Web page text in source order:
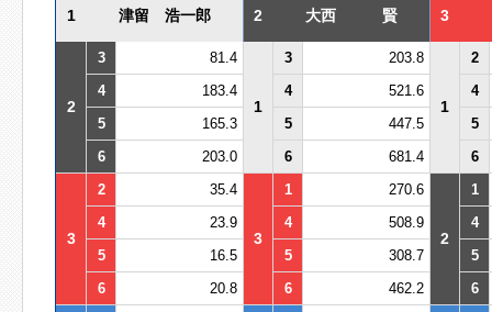
1 津留 浩一郎 2 大西 賢 3
2
3 81.4
1
3 203.8
1
2
4
183.4 4 521.6
4
5
165.3 5 447.5
5
6
203.0 6 681.4 6
3
2 35.4
3
1 270.6
2
1
4
23.9 4 508.9
4
5
16.5 5 308.7
5
6
20.8 6 462.2 6